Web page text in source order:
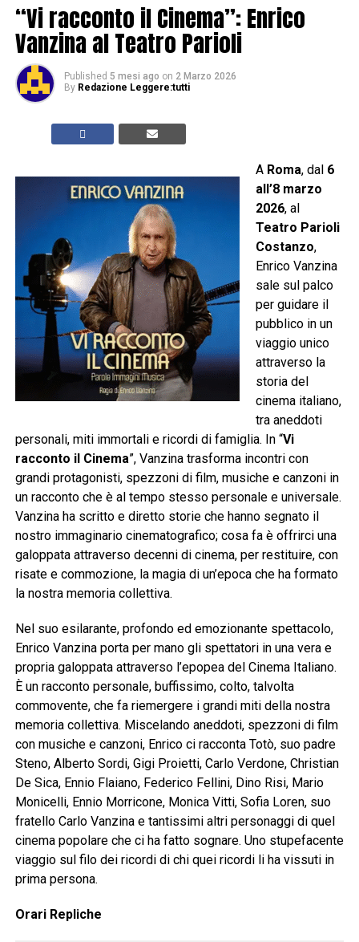
“Vi racconto il Cinema”: Enrico
Vanzina al Teatro Parioli
Published 5 mesi ago on 2 Marzo 2026
By Redazione Leggere:tutti
A Roma, dal 6
all’8 marzo
2026, al
Teatro Parioli
Costanzo,
Enrico Vanzina
sale sul palco
per guidare il
pubblico in un
viaggio unico
attraverso la
storia del
cinema italiano,
tra aneddoti
personali, miti immortali e ricordi di famiglia. In “Vi
racconto il Cinema”, Vanzina trasforma incontri con
grandi protagonisti, spezzoni di film, musiche e canzoni in
un racconto che è al tempo stesso personale e universale.
Vanzina ha scritto e diretto storie che hanno segnato il
nostro immaginario cinematografico; cosa fa è offrirci una
galoppata attraverso decenni di cinema, per restituire, con
risate e commozione, la magia di un’epoca che ha formato
la nostra memoria collettiva.
Nel suo esilarante, profondo ed emozionante spettacolo,
Enrico Vanzina porta per mano gli spettatori in una vera e
propria galoppata attraverso l’epopea del Cinema Italiano.
È un racconto personale, buffissimo, colto, talvolta
commovente, che fa riemergere i grandi miti della nostra
memoria collettiva. Miscelando aneddoti, spezzoni di film
con musiche e canzoni, Enrico ci racconta Totò, suo padre
Steno, Alberto Sordi, Gigi Proietti, Carlo Verdone, Christian
De Sica, Ennio Flaiano, Federico Fellini, Dino Risi, Mario
Monicelli, Ennio Morricone, Monica Vitti, Sofia Loren, suo
fratello Carlo Vanzina e tantissimi altri personaggi di quel
cinema popolare che ci ha fatto sognare. Uno stupefacente
viaggio sul filo dei ricordi di chi quei ricordi li ha vissuti in
prima persona.
Orari Repliche